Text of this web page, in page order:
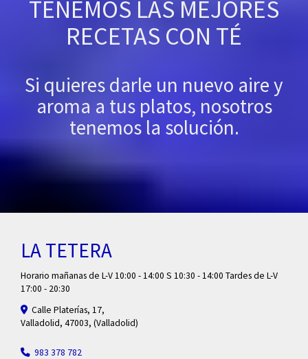
TENEMOS LAS MEJORES
RECETAS CON TÉ
Si quieres darle un nuevo aire y
aroma a tus platos, nosotros
tenemos la solución.
LA TETERA
Horario mañanas de L-V 10:00 - 14:00 S 10:30 - 14:00 Tardes de L-V
17:00 - 20:30
Calle Platerías, 17,
Valladolid, 47003, (Valladolid)
983 378 782